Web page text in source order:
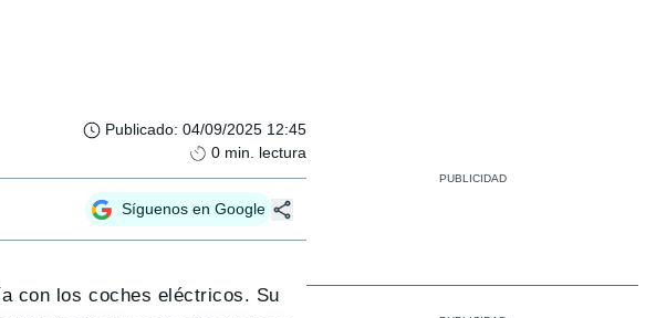
Publicado: 04/09/2025 12:45
0 min. lectura
Síguenos en Google
con los coches eléctricos. Su